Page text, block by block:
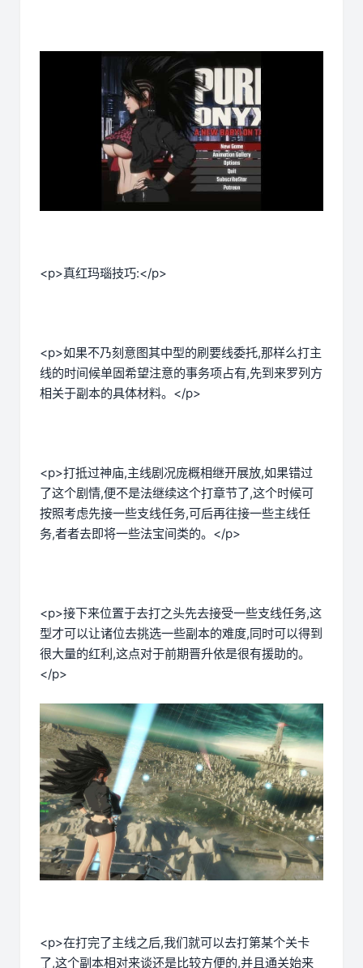
<p>真红玛瑙技巧:</p>
<p>如果不乃刻意图其中型的刷要线委托,那样么打主
线的时间候单固希望注意的事务项占有,先到来罗列方
相关于副本的具体材料。</p>
<p>打抵过神庙,主线剧况庞概相继开展放,如果错过
了这个剧情,便不是法继续这个打章节了,这个时候可
按照考虑先接一些支线任务,可后再往接一些主线任
务,者者去即将一些法宝间类的。</p>
<p>接下来位置于去打之头先去接受一些支线任务,这
型才可以让诸位去挑选一些副本的难度,同时可以得到
很大量的红利,这点对于前期晋升依是很有援助的。
</p>
<p>在打完了主线之后,我们就可以去打第某个关卡
了,这个副本相对来谈还是比较方便的,并且通关始来